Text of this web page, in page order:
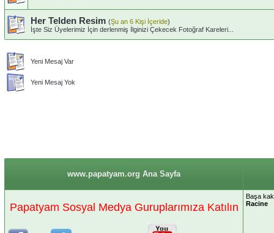
Her Telden Resim (Şu an 6 Kişi İçeride)
İşte Siz Üyelerimiz İçin derlenmiş İlginizi Çekecek Fotoğraf Kareleri...
Yeni Mesaj Var
Yeni Mesaj Yok
www.papatyam.org Ana Sayfa
Papatyam Sosyal Medya Guruplarımıza Katılın
Başa
Racine